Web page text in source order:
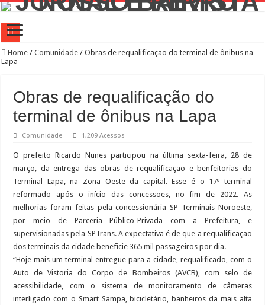
Campanha de Multivacinação começa nos 645 municípios de SP
Pedal de Ativação da Trilha Interparques abrem inscrições para maior trilha de
2º Festival Nordeste in Sampa no CTN durante o mês de agosto
2ª Reunião Ordinária do Comitê Diretivo da Distrital Oeste da ACSP
Sobrou pizza? Guardar na caixa dentro da geladeira pode ser um erro, veja o
12 plataformas de apoio à aprendizagem usadas por estudantes da rede estadual
9ª Semana Municipal da Primeira Infância
Representantes de bairros apresentam demandas de zeladoria na Casa Civil
Home / Comunidade / Obras de requalificação do terminal de ônibus na
Lapa
Obras de requalificação do
terminal de ônibus na Lapa
Comunidade 1,209 Acessos
O prefeito Ricardo Nunes participou na última sexta-feira, 28 de
março, da entrega das obras de requalificação e benfeitorias do
Terminal Lapa, na Zona Oeste da capital. Esse é o 17º terminal
reformado após o início das concessões, no fim de 2022. As
melhorias foram feitas pela concessionária SP Terminais Noroeste,
por meio de Parceria Público-Privada com a Prefeitura, e
supervisionadas pela SPTrans. A expectativa é de que a requalificação
dos terminais da cidade beneficie 365 mil passageiros por dia.
“Hoje mais um terminal entregue para a cidade, requalificado, com o
Auto de Vistoria do Corpo de Bombeiros (AVCB), com selo de
acessibilidade, com o sistema de monitoramento de câmeras
interligado com o Smart Sampa, bicicletário, banheiros da mais alta